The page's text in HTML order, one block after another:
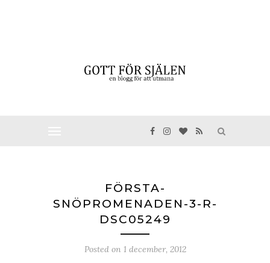
FÖRSTA-
SNÖPROMENADEN-3-R-
DSC05249
Posted on 1 december, 2012